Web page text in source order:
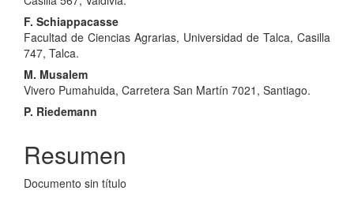
F. Schiappacasse
Facultad de Ciencias Agrarias, Universidad de Talca, Casilla
747, Talca.
M. Musalem
Vivero Pumahuida, Carretera San Martín 7021, Santiago.
P. Riedemann
Resumen
Documento sin título